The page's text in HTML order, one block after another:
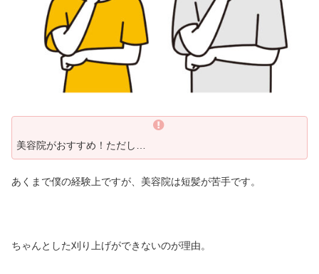
美容院がおすすめ！ただし…
あくまで僕の経験上ですが、美容院は短髪が苦手です。
ちゃんとした刈り上げができないのが理由。